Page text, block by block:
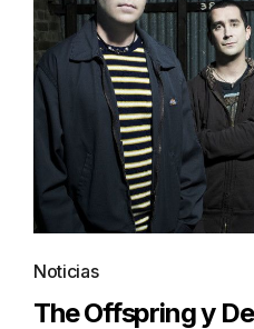
Noticias
The Offspring y